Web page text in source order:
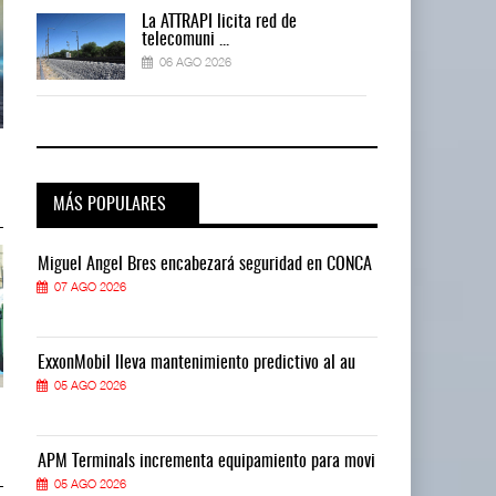
AMANAC, treinta y nueve años
05 AGO 2026
05 AGO 2026
AMANAC, treinta y nueve años
05 AGO 2026
La ATTRAPI licita red de
telecomuni ...
06 AGO 2026
MÁS POPULARES
Miguel Ángel Bres encabezará seguridad en CONCA
07 AGO 2026
ExxonMobil lleva mantenimiento predictivo al au
05 AGO 2026
APM Terminals incrementa equipamiento para movi
05 AGO 2026